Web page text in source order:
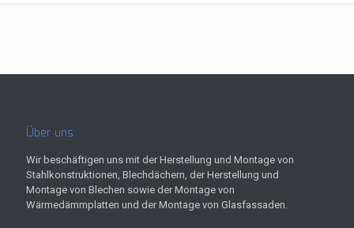
Über uns
Wir beschäftigen uns mit der Herstellung und Montage von
Stahlkonstruktionen, Blechdächern, der Herstellung und
Montage von Blechen sowie der Montage von
Wärmedämmplatten und der Montage von Glasfassaden.